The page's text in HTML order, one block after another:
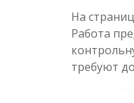
На
Работа
требуют